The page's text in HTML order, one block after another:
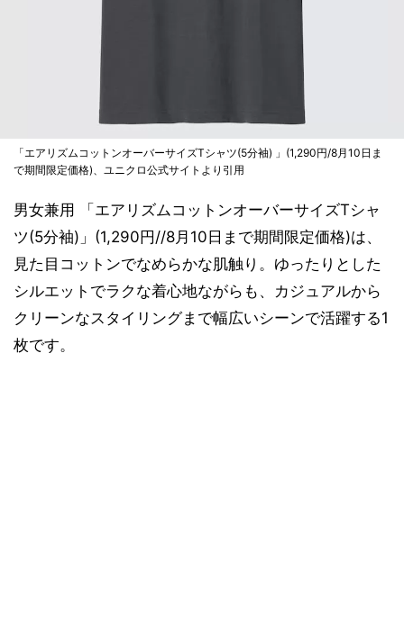
「エアリズムコットンオーバーサイズTシャツ(5分袖) 」(1,290円/8月10日ま
で期間限定価格)、ユニクロ公式サイトより引用
男女兼用 「エアリズムコットンオーバーサイズTシャ
ツ(5分袖)」(1,290円//8月10日まで期間限定価格)は、
見た目コットンでなめらかな肌触り。ゆったりとした
シルエットでラクな着心地ながらも、カジュアルから
クリーンなスタイリングまで幅広いシーンで活躍する1
枚です。